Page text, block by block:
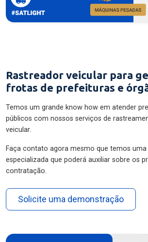
Rastreador veicular para
frotas de prefeituras e
Temos um grande know how em atender
públicos com nossos serviços de
veicular.
Faça contato agora mesmo que temos uma
especializada que poderá auxiliar sobre os
contratação.
Solicite uma demonstração